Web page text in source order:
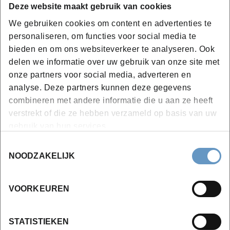
Deze website maakt gebruik van cookies
We gebruiken cookies om content en advertenties te
personaliseren, om functies voor social media te
bieden en om ons websiteverkeer te analyseren. Ook
delen we informatie over uw gebruik van onze site met
onze partners voor social media, adverteren en
analyse. Deze partners kunnen deze gegevens
combineren met andere informatie die u aan ze heeft
verstrekt of die ze hebben verzameld op basis van uw
NOODZAKELIJK
VOORKEUREN
STATISTIEKEN
cardiovasculaire, reumatologische, respiratoire
aandoeningen, infectiemechanismen, en de
psychiatrische ziektebeelden.
Kennis van en inzicht in de medische diagnostiek
laat hem/haar toe later samen te werken met
mensen uit het reguliere systeem evenals met
patiënten die een reguliere aanpak combineren
met een "alternatieve" of complementaire aanpak.
Volg aparte modules of het